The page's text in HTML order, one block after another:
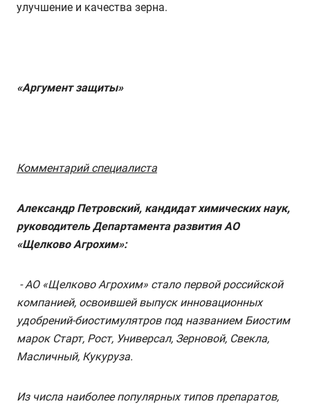
улучшение и качества зерна.
«Аргумент защиты»
Комментарий специалиста
АлександрПетровский, кандидат химических наук,
руководитель Департамента развития АО
«Щелково Агрохим»:
- АО «Щелково Агрохим» стало первой российской
компанией, освоившей выпуск инновационных
удобрений-биостимулятров под названием Биостим
марок Старт, Рост, Универсал, Зерновой, Свекла,
Масличный, Кукуруза.
Из числа наиболее популярных типов препаратов,